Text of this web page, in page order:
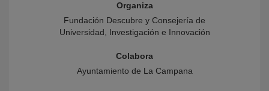
Organiza
Fundación Descubre y Consejería de
Universidad, Investigación e Innovación
Colabora
Ayuntamiento de La Campana